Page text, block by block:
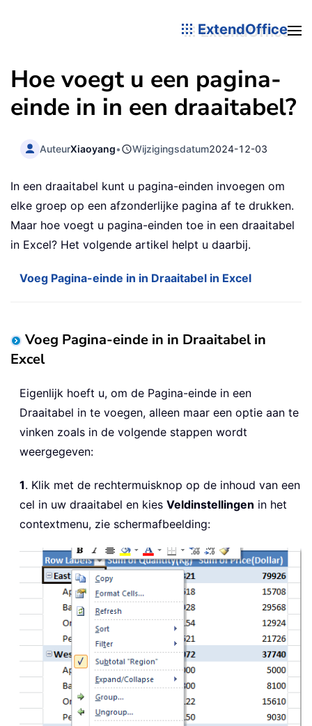
ExtendOffice
Hoe voegt u een pagina-
einde in in een draaitabel?
AuteurXiaoyang• Wijzigingsdatum2024-12-03
In een draaitabel kunt u pagina-einden invoegen om
elke groep op een afzonderlijke pagina af te drukken.
Maar hoe voegt u pagina-einden toe in een draaitabel
in Excel? Het volgende artikel helpt u daarbij.
Voeg Pagina-einde in in Draaitabel in Excel
Voeg Pagina-einde in in Draaitabel in
Excel
Eigenlijk hoeft u, om de Pagina-einde in een
Draaitabel in te voegen, alleen maar een optie aan te
vinken zoals in de volgende stappen wordt
weergegeven:
1. Klik met de rechtermuisknop op de inhoud van een
cel in uw draaitabel en kies Veldinstellingen in het
contextmenu, zie schermafbeelding: